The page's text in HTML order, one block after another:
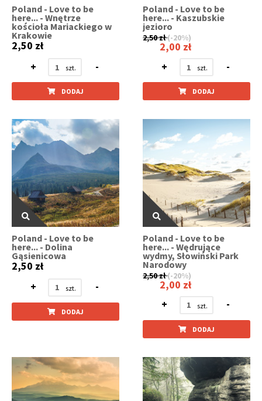
Poland - Love to be
here... - Wnętrze
kościoła Mariackiego w
Krakowie
2,50 zł
+
-
DODAJ
Poland - Love to be
here... - Kaszubskie
jezioro
2,50 zł(-20%)
2,00 zł
+
-
DODAJ
Poland - Love to be
here... - Dolina
Gąsienicowa
2,50 zł
+
-
DODAJ
Poland - Love to be
here... - Wędrujące
wydmy, Słowiński Park
Narodowy
2,50 zł(-20%)
2,00 zł
+
-
DODAJ